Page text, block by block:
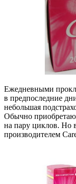
Ежедневными
в предпоследние
небольшая
Обычно приобретаю
на пару циклов. Но
производителем